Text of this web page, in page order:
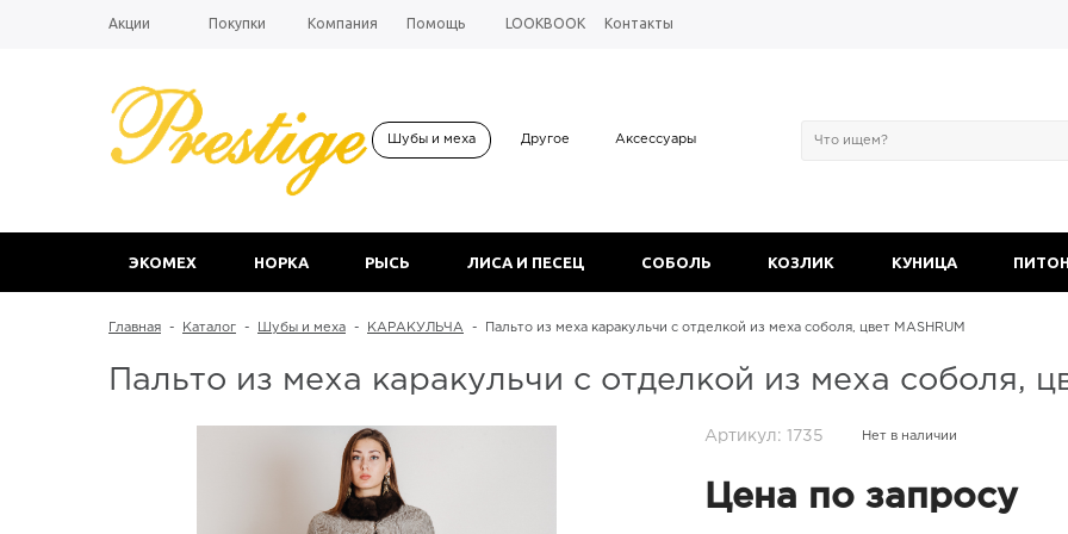
Акции Покупки Компания Помощь LOOKBOOK Контакты
Шубы и меха Другое Аксессуары
ЭКОМЕХ НОРКА РЫСЬ ЛИСА И ПЕСЕЦ СОБОЛЬ КОЗЛИК КУНИЦА
Главная - Каталог - Шубы и меха - КАРАКУЛЬЧА - Пальто из меха каракульчи с отделкой из меха соболя, цвет MASHRUM
Пальто из меха каракульчи с отделкой из меха соболя,
Артикул: 1735 Нет в наличии
Цена по запросу